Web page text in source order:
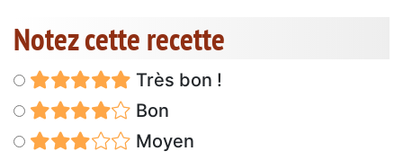
Notez cette recette
Très bon !
Bon
Moyen